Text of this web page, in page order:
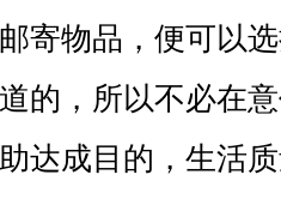
寄物品，便可以
的，所以不必在
达成目的，生活